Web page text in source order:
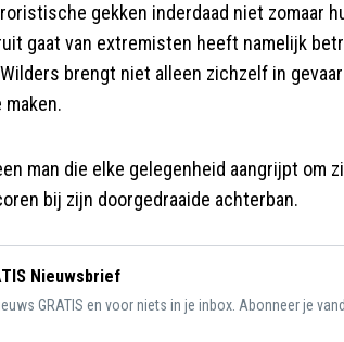
gekken inderdaad niet zomaar
gaat van extremisten heeft namelijk
brengt niet alleen zichzelf in
man die elke gelegenheid aangrijpt om
bij zijn doorgedraaide achterban.
Nieuwsbrief
GRATIS en voor niets in je inbox. Abonneer je